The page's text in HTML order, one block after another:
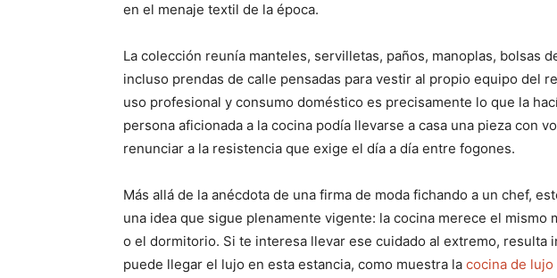
en el menaje textil de la época.
La colección reunía manteles, servilletas, paños, manoplas, bolsas
incluso prendas de calle pensadas para vestir al propio equipo del
uso profesional y consumo doméstico es precisamente lo que la
persona aficionada a la cocina podía llevarse a casa una pieza con
renunciar a la resistencia que exige el día a día entre fogones.
Más allá de la anécdota de una firma de moda fichando a un chef,
una idea que sigue plenamente vigente: la cocina merece el mismo
o el dormitorio. Si te interesa llevar ese cuidado al extremo, resulta
puede llegar el lujo en esta estancia, como muestra la cocina de